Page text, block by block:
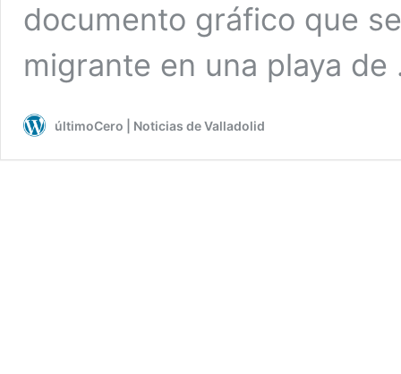
documento gráfico que
migrante en una playa
últimoCero | Noticias de Valladolid